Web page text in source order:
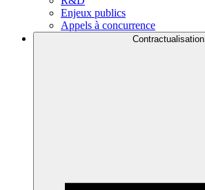
Enjeux publics
Appels à concurrence
Contractualisation